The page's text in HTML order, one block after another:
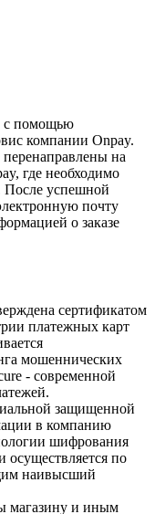
с помощью
компании Onpay.
на
где необходимо
После успешной
почту
о заказе
сертификатом
платежных карт
мошеннических
- современной
защищенной
в компанию
шифрования
по
наивысший
магазину и иным